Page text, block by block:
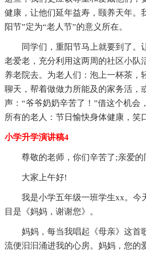
健康，让他们延年益寿，颐养天年。
阳节”定为“老人节”的意义所在。
同学们，重阳节马上就要到了。
老爱老，充分利用这两周的社区小队
养老院去。为老人们：泡上一杯茶，
聊天，帮着做做力所能及的家务活，
声：“爷爷奶奶辛苦了！”借这个机会
所有的老人：节日愉快身体健康，笑
小学升学演讲稿4
尊敬的老师，你们辛苦了;亲爱的
大家上午好!
我是小学五年级一班学生xx。今
目是《妈妈，谢谢您》。
妈妈，每当我唱起《母亲》这首
流便汩汩涌进我的心房。妈妈，您的